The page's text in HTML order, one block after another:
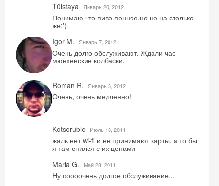
T0lstaya
Январь 20, 2012
Понимаю что пиво пенное,но не на столько
же:'(
Igor M.
Январь 7, 2012
Очень долго обслуживают. Ждали час
мюнхенские колбаски.
Roman R. Январь 3, 2012
Очень, очень медленно!
Kotseruble Июль 13, 2011
жаль нет wi-fi и не принимают карты, а то бы
я там спился с их ценами
Maria G.
Май 28, 2011
Ну ооооочень долгое обслуживание...